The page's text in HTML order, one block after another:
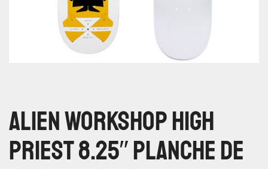
Alien Workshop High
Priest 8.25″ Planche De